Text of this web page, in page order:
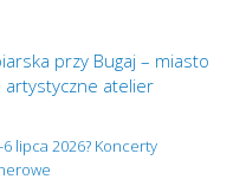
przy Bugaj – miasto
atelier
lipca 2026? Koncerty